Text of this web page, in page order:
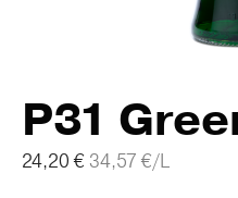
P31
24,20€ 34,57 €/L